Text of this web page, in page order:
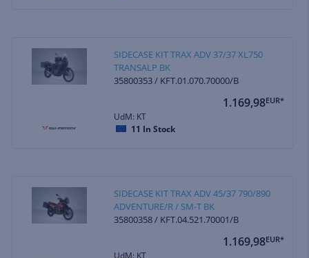
SIDECASE KIT TRAX ADV 37/37 XL750
TRANSALP BK
35800353 / KFT.01.070.70000/B
1.169,98EUR*
UdM: KT
11 In Stock
SIDECASE KIT TRAX ADV 45/37 790/890
ADVENTURE/R / SM-T BK
35800358 / KFT.04.521.70001/B
1.169,98EUR*
UdM: KT